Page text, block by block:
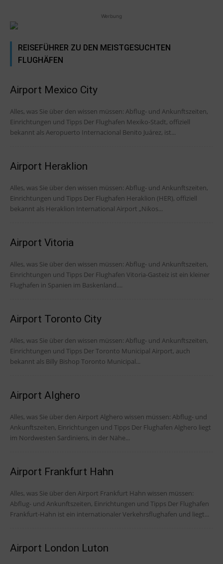
Werbung
REISEFÜHRER ZU DEN MEISTGESUCHTEN
FLUGHÄFEN
Airport Mexico City
Alles, was Sie über den wissen müssen: Abflug- und Ankunftszeiten,
Einrichtungen und Tipps Der Flughafen Mexiko-Stadt, offiziell
bekannt als Aeropuerto Internacional Benito Juárez, ist...
Airport Heraklion
Alles, was Sie über den wissen müssen: Abflug- und Ankunftszeiten,
Einrichtungen und Tipps Der Flughafen Heraklion (HER), offiziell
bekannt als Heraklion International Airport „Nikos...
Airport Vitoria
Alles, was Sie über den wissen müssen: Abflug- und Ankunftszeiten,
Einrichtungen und Tipps Der Flughafen Vitoria-Gasteiz ist ein kleiner
Flughafen in Spanien im Baskenland....
Airport Toronto City
Alles, was Sie über den wissen müssen: Abflug- und Ankunftszeiten,
Einrichtungen und Tipps Der Toronto Municipal Airport, auch
bekannt als Billy Bishop Toronto Municipal...
Airport Alghero
Alles, was Sie über den Airport Alghero wissen müssen: Abflug- und
Ankunftszeiten, Einrichtungen und Tipps Der Flughafen Alghero liegt
im Nordwesten Sardiniens, in der Nähe...
Airport Frankfurt Hahn
Alles, was Sie über den Airport Frankfurt Hahn wissen müssen:
Abflug- und Ankunftszeiten, Einrichtungen und Tipps Der Flughafen
Frankfurt-Hahn ist ein internationaler Verkehrsflughafen und liegt...
Airport London Luton